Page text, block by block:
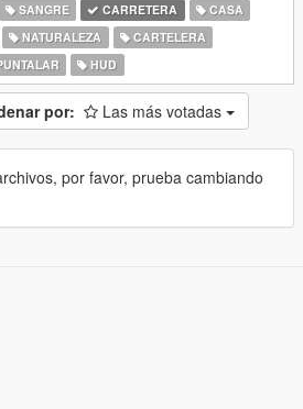
SANGRE CARRETERA
CASA
NATURALEZA
CARTELERA
HUD
por: Las más votadas
por favor, prueba cambiando